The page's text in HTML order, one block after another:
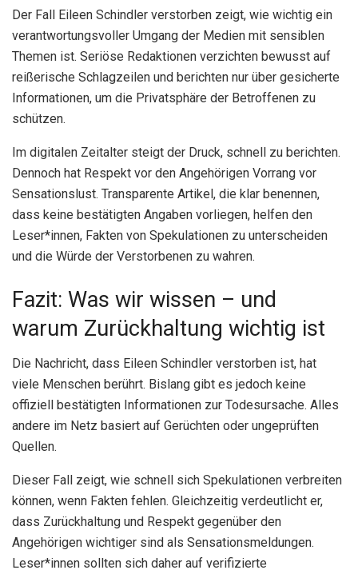
Der Fall Eileen Schindler verstorben zeigt, wie wichtig ein
verantwortungsvoller Umgang der Medien mit sensiblen
Themen ist. Seriöse Redaktionen verzichten bewusst auf
reißerische Schlagzeilen und berichten nur über gesicherte
Informationen, um die Privatsphäre der Betroffenen zu
schützen.
Im digitalen Zeitalter steigt der Druck, schnell zu berichten.
Dennoch hat Respekt vor den Angehörigen Vorrang vor
Sensationslust. Transparente Artikel, die klar benennen,
dass keine bestätigten Angaben vorliegen, helfen den
Leser*innen, Fakten von Spekulationen zu unterscheiden
und die Würde der Verstorbenen zu wahren.
Fazit: Was wir wissen – und
warum Zurückhaltung wichtig ist
Die Nachricht, dass Eileen Schindler verstorben ist, hat
viele Menschen berührt. Bislang gibt es jedoch keine
offiziell bestätigten Informationen zur Todesursache. Alles
andere im Netz basiert auf Gerüchten oder ungeprüften
Quellen.
Dieser Fall zeigt, wie schnell sich Spekulationen verbreiten
können, wenn Fakten fehlen. Gleichzeitig verdeutlicht er,
dass Zurückhaltung und Respekt gegenüber den
Angehörigen wichtiger sind als Sensationsmeldungen.
Leser*innen sollten sich daher auf verifizierte